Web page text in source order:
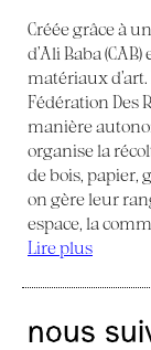
Créée grâce à
d’Ali Baba
matériaux d’art.
Fédération Des
manière
organise la
de bois, papier,
on gère leur
espace, la
Lire plus
nous